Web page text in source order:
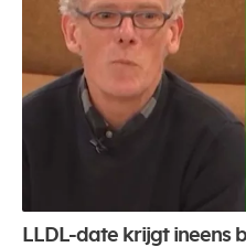
LLDL-date krijgt ineens